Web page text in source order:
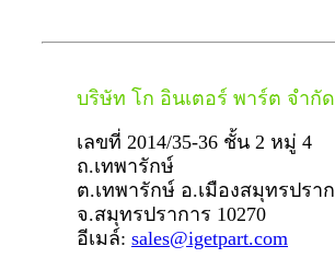
บริษัท โก อินเตอร์ พาร์ต จำกัด
เลขที่ 2014/35-36 ชั้น 2 หมู่ 4
ถ.เทพารักษ์
ต.เทพารักษ์ อ.เมืองสมุทรปรา
จ.สมุทรปราการ 10270
อีเมล์: sales@igetpart.com